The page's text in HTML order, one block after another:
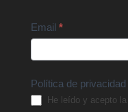
Email *
Política de privacidad
He leído y acepto la